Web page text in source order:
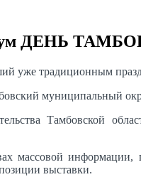
ДЕНЬ
уже
муниципальный
Тамбовской
массовой информации,
выставки.